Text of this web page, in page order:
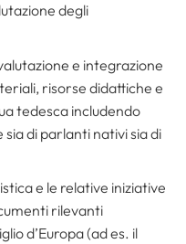
degli
e integrazione
risorse didattiche e
tedesca includendo
di parlanti nativi sia di
e le relative iniziative
rilevanti
d’Europa (ad es. il